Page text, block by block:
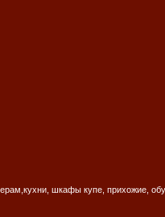
шкафы купе, прихожие,